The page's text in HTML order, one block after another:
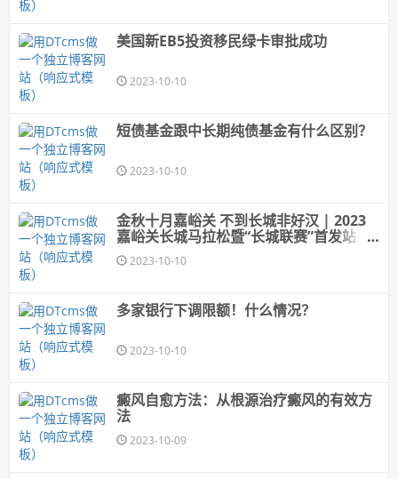
美国新EB5投资移民绿卡审批成功
2023-10-10
短债基金跟中长期纯债基金有什么区别？
2023-10-10
金秋十月嘉峪关 不到长城非好汉 | 2023
嘉峪关长城马拉松暨“长城联赛”首发站开
赛 2023-10-10
多家银行下调限额！什么情况？
2023-10-10
癜风自愈方法：从根源治疗癜风的有效方
法
2023-10-09